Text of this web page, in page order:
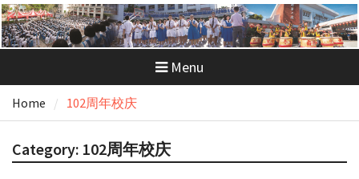
Menu
Home 102周年校庆
Category: 102周年校庆